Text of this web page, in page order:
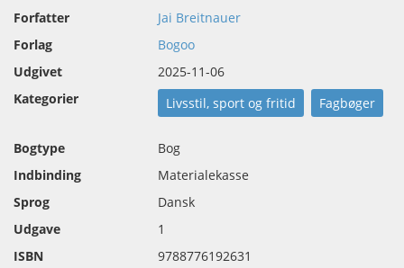
Forfatter
Jai Breitnauer
Forlag
Bogoo
Udgivet
2025-11-06
Kategorier
Livsstil, sport og fritid Fagbøger
Bogtype
Bog
Indbinding
Materialekasse
Sprog
Dansk
Udgave
1
ISBN
9788776192631